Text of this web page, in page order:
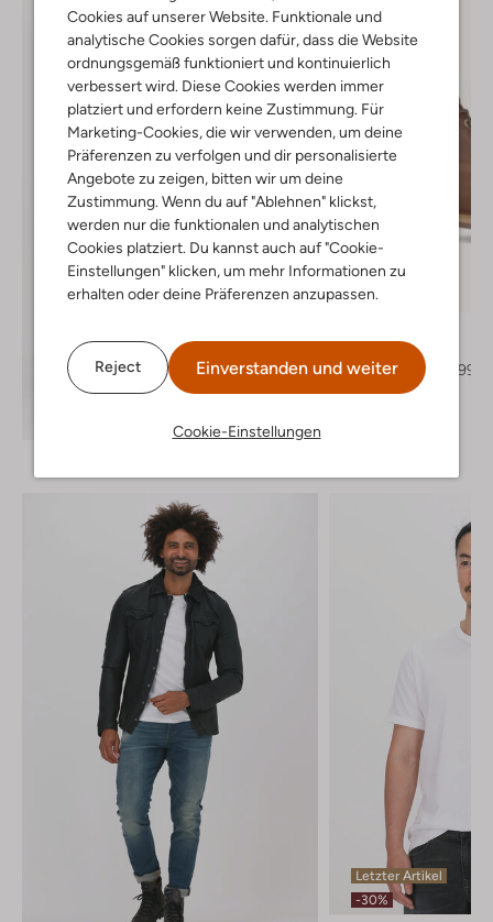
Cookies auf unserer Website. Funktionale und
analytische Cookies sorgen dafür, dass die Website
ordnungsgemäß funktioniert und kontinuierlich
verbessert wird. Diese Cookies werden immer
platziert und erfordern keine Zustimmung. Für
Marketing-Cookies, die wir verwenden, um deine
Präferenzen zu verfolgen und dir personalisierte
Angebote zu zeigen, bitten wir um deine
Zustimmung. Wenn du auf "Ablehnen" klickst,
werden nur die funktionalen und analytischen
Cookies platziert. Du kannst auch auf "Cookie-
Einstellungen" klicken, um mehr Informationen zu
erhalten oder deine Präferenzen anzupassen.
Reject Einverstanden und weiter
Cookie-Einstellungen
Letzte Größen
-20%
Schnürboots
€ 239,95
€ 191,99
Letzter Artikel
-30%